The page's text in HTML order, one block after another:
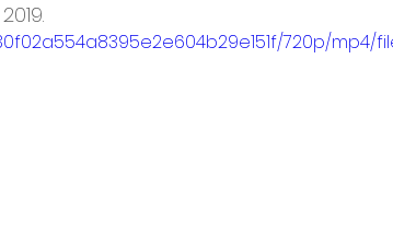
720p/mp4/